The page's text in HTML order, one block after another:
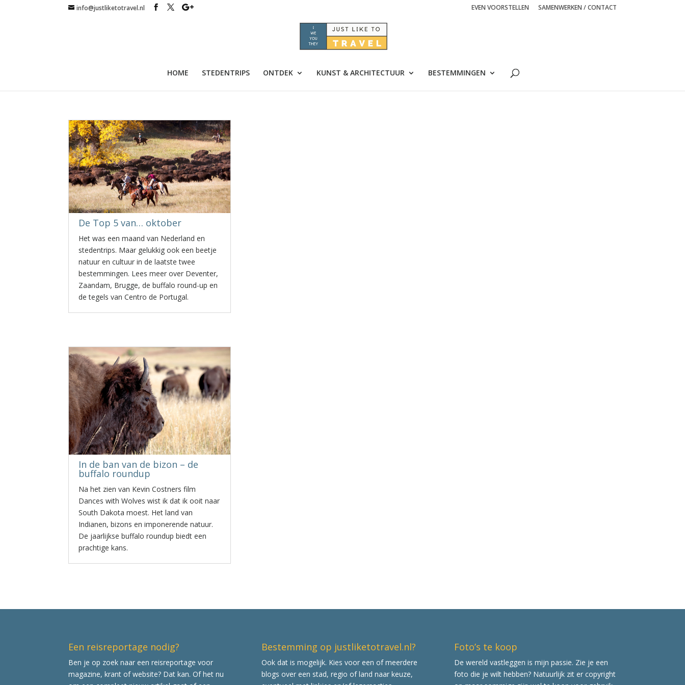
info@justliketotravel.nl EVEN VOORSTELLEN SAMENWERKEN / CONTACT
HOME STEDENTRIPS ONTDEK KUNST & ARCHITECTUUR BESTEMMINGEN
De Top 5 van… oktober
Het was een maand van Nederland en
stedentrips. Maar gelukkig ook een beetje
natuur en cultuur in de laatste twee
bestemmingen. Lees meer over Deventer,
Zaandam, Brugge, de buffalo round-up en
de tegels van Centro de Portugal.
In de ban van de bizon – de
buffalo roundup
Na het zien van Kevin Costners film
Dances with Wolves wist ik dat ik ooit naar
South Dakota moest. Het land van
Indianen, bizons en imponerende natuur.
De jaarlijkse buffalo roundup biedt een
prachtige kans.
Een reisreportage nodig?
Ben je op zoek naar een reisreportage voor
magazine, krant of website? Dat kan. Of het nu
Bestemming op justliketotravel.nl?
Ook dat is mogelijk. Kies voor een of meerdere
blogs over een stad, regio of land naar keuze,
Foto’s te koop
De wereld vastleggen is mijn passie. Zie je een
foto die je wilt hebben? Natuurlijk zit er copyright